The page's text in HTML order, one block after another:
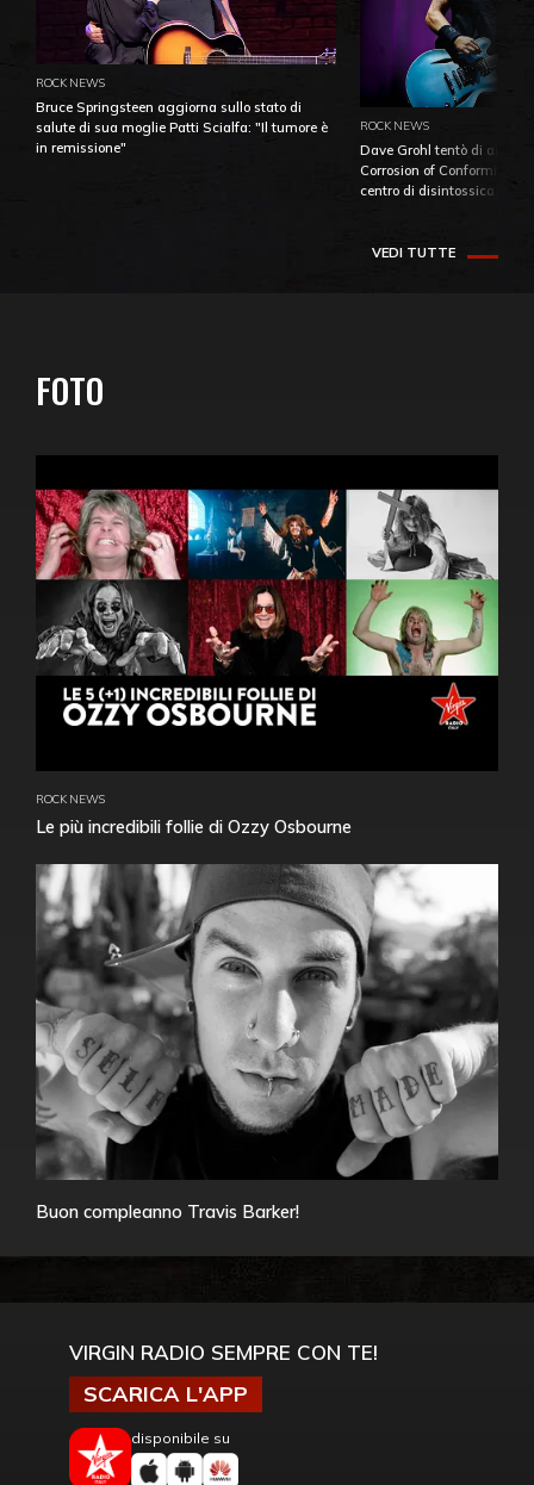
ROCK NEWS
Bruce Springsteen aggiorna sullo stato di
salute di sua moglie Patti Scialfa: "Il tumore è
in remissione"
ROCK NEWS
Dave Grohl tentò di
Corrosion of Conformity
centro di
VEDI TUTTE
FOTO
ROCK NEWS
Le più incredibili follie di Ozzy Osbourne
Buon compleanno Travis Barker!
VIRGIN RADIO SEMPRE CON TE!
SCARICA L'APP
disponibile su